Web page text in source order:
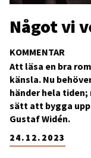
KOMMENTAR
Något vi
24.12.2023
Att läsa en bra
känsla. Nu
händer hela
sätt att bygga
Gustaf Widén.